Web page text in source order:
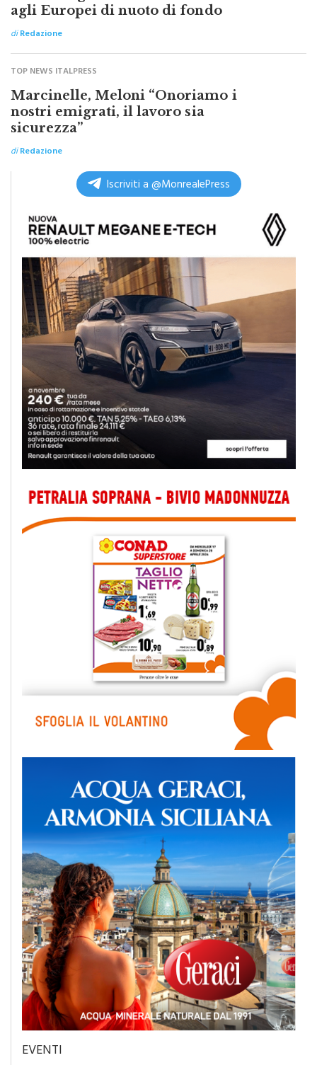
diRedazione
TOP NEWS ITALPRESS
Marcinelle, Meloni “Onoriamo i
nostri emigrati, il lavoro sia
sicurezza”
diRedazione
Iscriviti a @MonrealePress
EVENTI